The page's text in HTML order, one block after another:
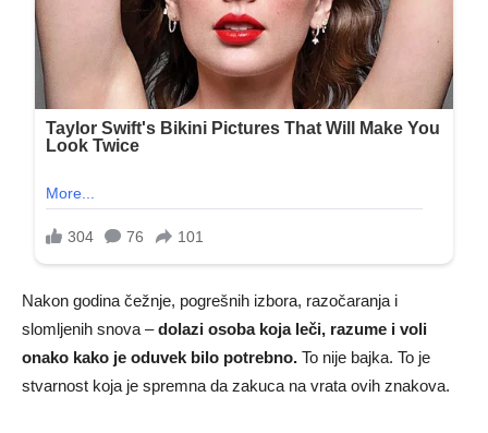
Nakon godina čežnje, pogrešnih izbora, razočaranja i
slomljenih snova –dolazi osoba koja leči, razume i voli
onako kako je oduvek bilo potrebno. To nije bajka. To je
stvarnost koja je spremna da zakuca na vrata ovih znakova.